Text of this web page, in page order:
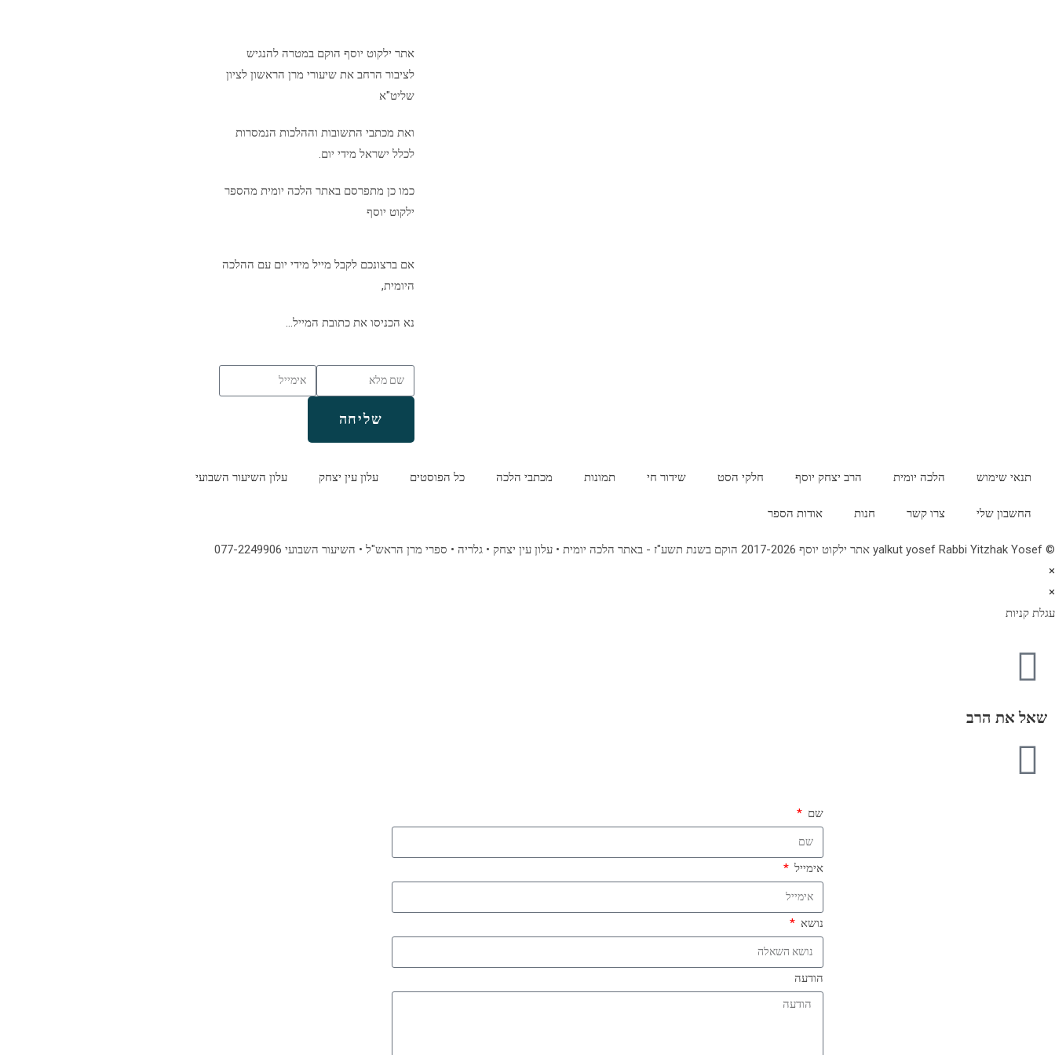
אתר ילקוט יוסף הוקם במטרה להנגיש
לציבור הרחב את שיעורי מרן הראשון לציון
שליט"א
ואת מכתבי התשובות וההלכות הנמסרות
לכלל ישראל מידי יום.
כמו כן מתפרסם באתר הלכה יומית מהספר
ילקוט יוסף
אם ברצונכם לקבל מייל מידי יום עם ההלכה
היומית,
נא הכניסו את כתובת המייל…
שליחה
תנאי שימוש הלכה יומית הרב יצחק יוסף חלקי הסט שידור חי תמונות מכתבי הלכה כל הפוסטים עלון עין יצחק עלון השיעור השבועי
החשבון שלי צרו קשר חנות אודות הספר
© yalkut yosef Rabbi Yitzhak Yosef אתר ילקוט יוסף 2017-2026 הוקם בשנת תשע"ז - באתר הלכה יומית • עלון עין יצחק • גלריה • ספרי מרן הראש"ל • השיעור השבועי 077-2249906
×
×
עגלת קניות
שאל את הרב
שם
אימייל
נושא
הודעה